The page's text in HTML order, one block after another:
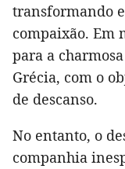
transformando
compaixão. Em
para a
Grécia, com o
de descanso.
No entanto, o
companhia